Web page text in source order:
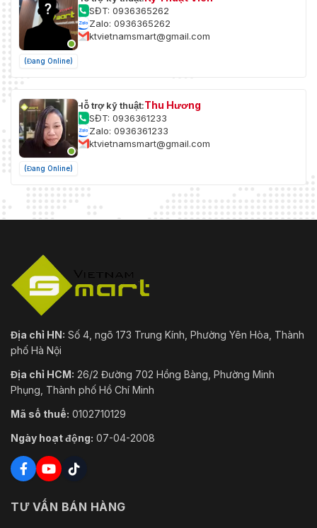
(Đang Online)
SĐT: 0936365262
Zalo: 0936365262
ktvietnamsmart@gmail.com
(Đang Online)
Hỗ trợ kỹ thuật:Thu Hương
SĐT: 0936361233
Zalo: 0936361233
ktvietnamsmart@gmail.com
Địa chỉ HN: Số 4, ngõ 173 Trung Kính, Phường Yên Hòa, Thành
phố Hà Nội
Địa chỉ HCM: 26/2 Đường 702 Hồng Bàng, Phường Minh
Phụng, Thành phố Hồ Chí Minh
Mã số thuế: 0102710129
Ngày hoạt động: 07-04-2008
TƯ VẤN BÁN HÀNG